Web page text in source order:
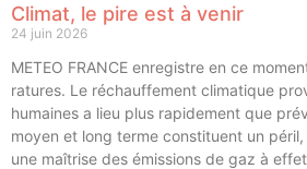
Climat, le pire est à venir
24 juin 2026
METEO FRANCE enre­gistre en ce
ra­tures. Le réchauf­fe­ment cli­ma­tique
humaines a lieu plus rapi­de­ment que
moyen et long terme consti­tuent un
une maî­trise des émis­sions de gaz à